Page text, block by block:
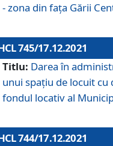
- zona din faţa Gării
745/17.12.2021
Titlu: Darea în
unui spațiu de locuit
fondul locativ al
744/17.12.2021